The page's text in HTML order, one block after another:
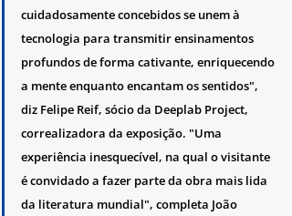
cuidadosamente concebidos se unem à
tecnologia para transmitir ensinamentos
profundos de forma cativante, enriquecendo
a mente enquanto encantam os sentidos",
diz Felipe Reif, sócio da Deeplab Project,
correalizadora da exposição. "Uma
experiência inesquecível, na qual o visitante
é convidado a fazer parte da obra mais lida
da literatura mundial", completa João